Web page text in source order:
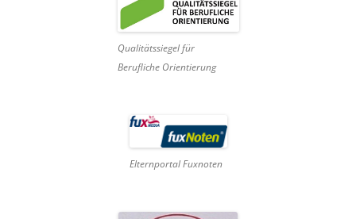
Qualitätssiegel für
Berufliche Orientierung
Elternportal Fuxnoten